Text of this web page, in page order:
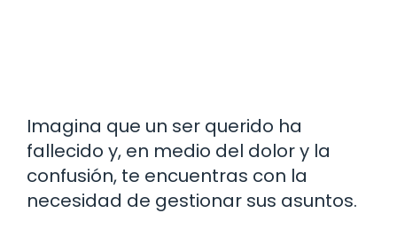
Imagina que un ser querido ha
fallecido y, en medio del dolor y la
confusión, te encuentras con la
necesidad de gestionar sus asuntos.